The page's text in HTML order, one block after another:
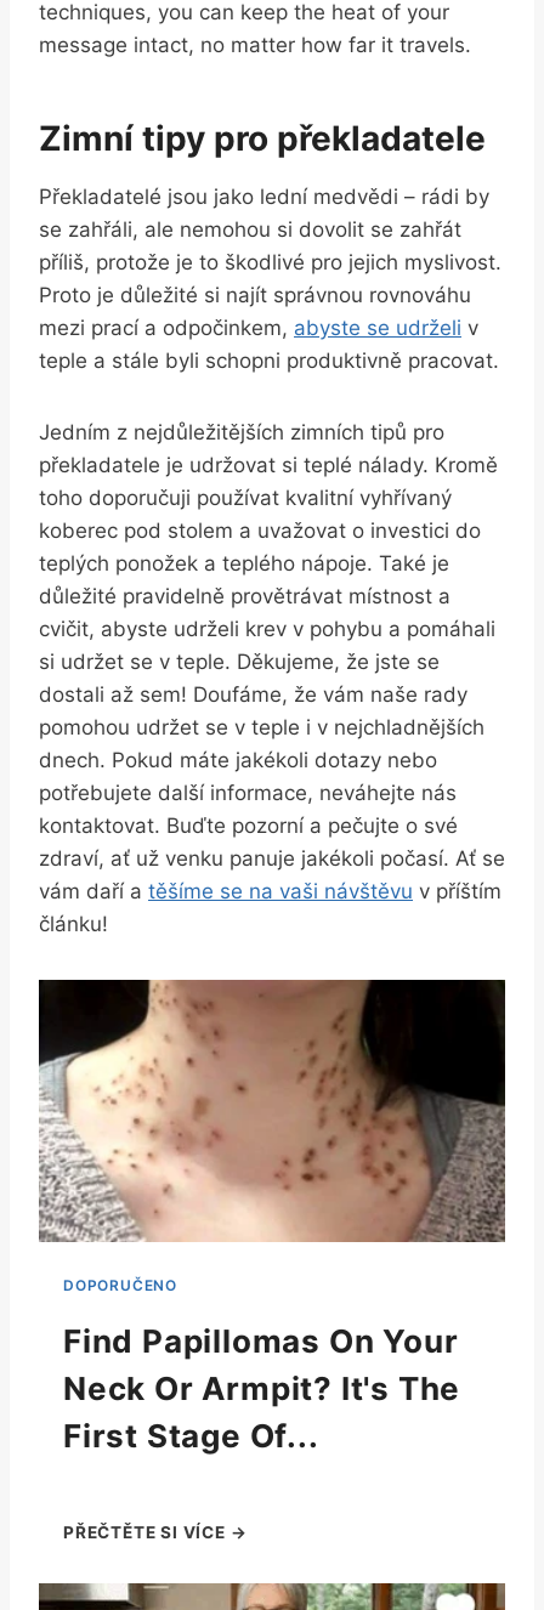
techniques, you can keep the heat of your
message intact, no matter how far it travels.
Zimní tipy pro překladatele
Překladatelé jsou jako lední medvědi – rádi by
se zahřáli, ale nemohou si dovolit se zahřát
příliš, protože je to škodlivé pro jejich myslivost.
Proto je důležité si najít správnou rovnováhu
mezi prací a odpočinkem, abyste se udrželi v
teple a stále byli schopni produktivně pracovat.
Jedním z nejdůležitějších zimních tipů pro
překladatele je udržovat si teplé nálady. Kromě
toho doporučuji používat kvalitní vyhřívaný
koberec pod stolem a uvažovat o investici do
teplých ponožek a teplého nápoje. Také je
důležité pravidelně provětrávat místnost a
cvičit, abyste udrželi krev v pohybu a pomáhali
si udržet se v teple. Děkujeme, že jste se
dostali až sem! Doufáme, že vám naše rady
pomohou udržet se v teple i v nejchladnějších
dnech. Pokud máte jakékoli dotazy nebo
potřebujete další informace, neváhejte nás
kontaktovat. Buďte pozorní a pečujte o své
zdraví, ať už venku panuje jakékoli počasí. Ať se
vám daří a těšíme se na vaši návštěvu v příštím
článku!
Find Papillomas On Your
Neck Or Armpit? It's The
First Stage Of...